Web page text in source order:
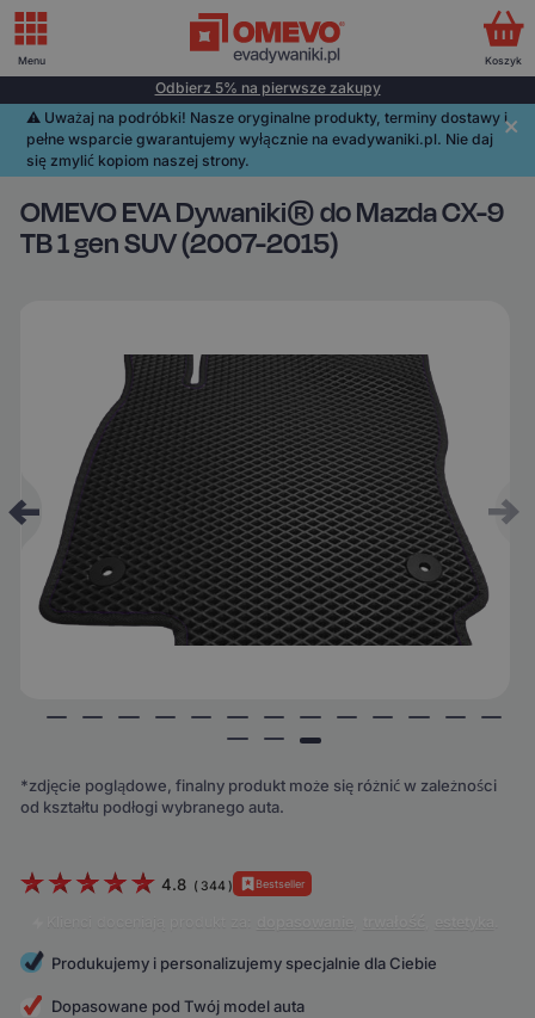
Odbierz 5% na pierwsze zakupy
⚠️️ Uważaj na podróbki! Nasze oryginalne produkty, terminy dostawy i
pełne wsparcie gwarantujemy wyłącznie na evadywaniki.pl. Nie daj
się zmylić kopiom naszej strony.
OMEVO EVA Dywaniki® do Mazda CX-9
TB 1 gen SUV (2007-2015)
*zdjęcie poglądowe, finalny produkt może się różnić w zależności
od kształtu podłogi wybranego auta.
4.8 ( 344 ) Bestseller
Klienci doceniają produkt za: dopasowanie estetyka
Produkujemy i personalizujemy specjalnie dla Ciebie
Dopasowane pod Twój model auta
Menu Koszyk